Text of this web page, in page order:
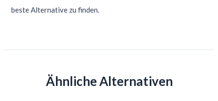
beste Alternative zu finden.
Ähnliche Alternativen